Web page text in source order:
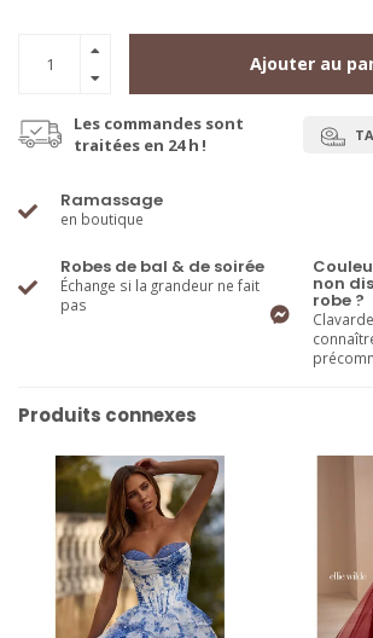
Ajouter au
Les commandes sont
traitées en 24 h !
Ramassage
en boutique
Robes de bal & de soirée
Échange si la grandeur ne fait
pas
non
robe ?
Produits connexes